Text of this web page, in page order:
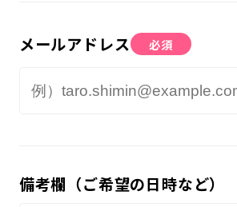
メールアドレス 必須
備考欄（ご希望の日時など）